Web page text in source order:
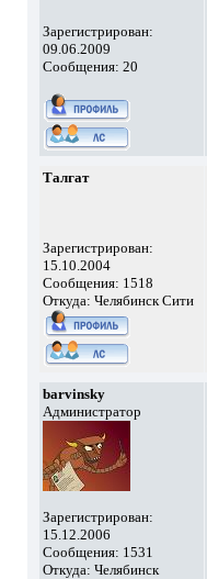
Зарегистрирован:
09.06.2009
Сообщения: 20
Талгат
Зарегистрирован:
15.10.2004
Сообщения: 1518
Откуда: Челябинск Сити
barvinsky
Администратор
Зарегистрирован:
15.12.2006
Сообщения: 1531
Откуда: Челябинск